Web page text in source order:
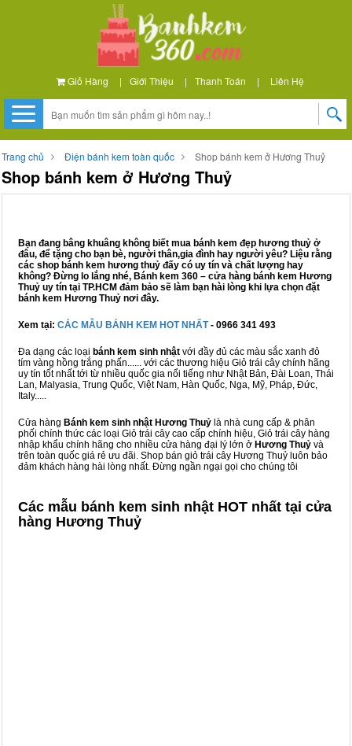
Giỏ Hàng | Giới Thiệu | Thanh Toán | Liên Hệ
Trang chủ Điện bánh kem toàn quốc Shop bánh kem ở Hương Thuỷ
Shop bánh kem ở Hương Thuỷ
Bạn đang bâng khuâng không biết mua bánh kem đẹp hương thuỷ ở
đâu, để tặng cho bạn bè, người thân,gia đình hay người yêu? Liệu rằng
các shop bánh kem hương thuỷ đấy có uy tín và chất lượng hay
không? Đừng lo lắng nhé, Bánh kem 360 – cửa hàng bánh kem Hương
Thuỷ uy tín tại TP.HCM đảm bảo sẽ làm bạn hài lòng khi lựa chọn đặt
bánh kem Hương Thuỷ nơi đây.
Xem tại: CÁC MẪU BÁNH KEM HOT NHẤT- 0966 341 493
Đa dạng các loại bánh kem sinh nhật với đầy đủ các màu sắc xanh đỏ
tím vàng hồng trắng phấn...... với các thương hiệu Giỏ trái cây chính hãng
uy tín tốt nhất tới từ nhiều quốc gia nổi tiếng như Nhật Bản, Đài Loan, Thái
Lan, Malyasia, Trung Quốc, Việt Nam, Hàn Quốc, Nga, Mỹ, Pháp, Đức,
Italy.....
Cửa hàng Bánh kem sinh nhật Hương Thuỷ là nhà cung cấp & phân
phối chính thức các loại Giỏ trái cây cao cấp chính hiệu, Giỏ trái cây hàng
nhập khẩu chính hãng cho nhiều cửa hàng đại lý lớn ở Hương Thuỷ và
trên toàn quốc giá rẻ ưu đãi. Shop bán giỏ trái cây Hương Thuỷ luôn bảo
đảm khách hàng hài lòng nhất. Đừng ngần ngại gọi cho chúng tôi
Các mẫu bánh kem sinh nhật HOT nhất tại cửa
hàng Hương Thuỷ